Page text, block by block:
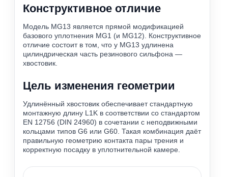
Конструктивное отличие
Модель MG13 является прямой модификацией
базового уплотнения MG1 (и MG12). Конструктивное
отличие состоит в том, что у MG13 удлинена
цилиндрическая часть резинового сильфона —
хвостовик.
Цель изменения геометрии
Удлинённый хвостовик обеспечивает стандартную
монтажную длину L1K в соответствии со стандартом
EN 12756 (DIN 24960) в сочетании с неподвижными
кольцами типов G6 или G60. Такая комбинация даёт
правильную геометрию контакта пары трения и
корректную посадку в уплотнительной камере.